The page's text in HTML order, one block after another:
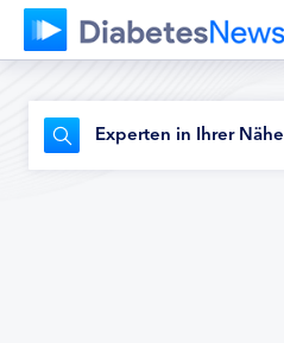
Experten in Ihrer Nähe